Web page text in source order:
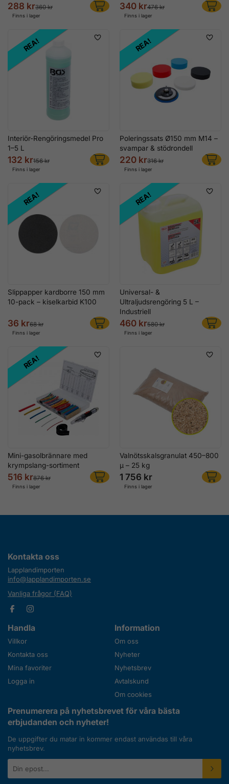
288 kr360 kr
Finns i lager
340 kr476 kr
Finns i lager
REA!
Interiör-Rengöringsmedel Pro
1–5 L
132 kr156 kr
Finns i lager
REA!
Poleringssats Ø150 mm M14 –
svampar & stödrondell
220 kr316 kr
Finns i lager
REA!
Slippapper kardborre 150 mm
10-pack – kiselkarbid K100
36 kr68 kr
Finns i lager
REA!
Universal- &
Ultraljudsrengöring 5 L –
Industriell
460 kr580 kr
Finns i lager
REA!
Mini-gasolbrännare med
krympslang-sortiment
516 kr876 kr
Finns i lager
Valnötsskalsgranulat 450–800
μ – 25 kg
1 756 kr
Finns i lager
Kontakta oss
Lapplandimporten
info@lapplandimporten.se
Vanliga frågor (FAQ)
Handla
Villkor
Kontakta oss
Mina favoriter
Logga in
Information
Om oss
Nyheter
Nyhetsbrev
Avtalskund
Om cookies
Prenumerera på nyhetsbrevet för våra bästa
erbjudanden och nyheter!
De uppgifter du matar in kommer endast användas till våra
nyhetsbrev.
postadress